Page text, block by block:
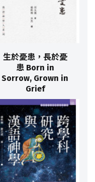
生於憂患，長於憂
患 Born in
Sorrow, Grown in
Grief